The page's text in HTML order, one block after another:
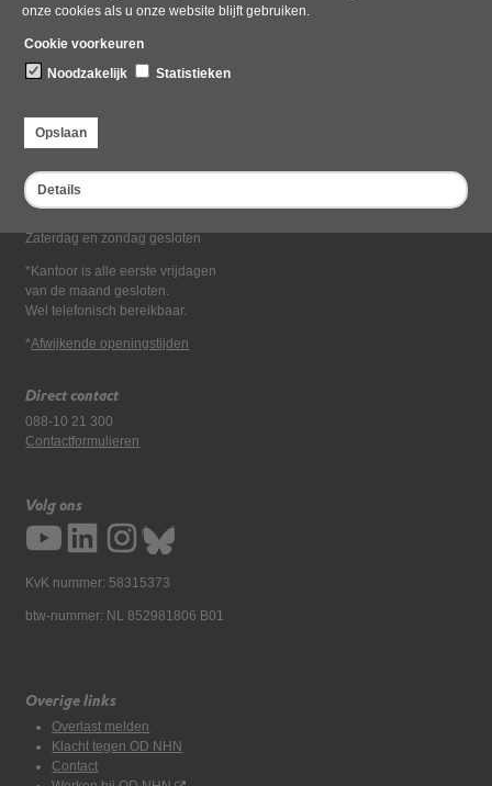
onze cookies als u onze website blijft gebruiken.
Cookie voorkeuren
Noodzakelijk
Statistieken
Opslaan
Details
Bezoekadres
Dampten 2, 1624 NR Hoorn
Postbus 2095, 1620 EB Hoorn
Openingstijden kantoor
Maandag tot en met vrijdag*
van 08:00 tot 16:30
Zaterdag en zondag gesloten
*Kantoor is alle eerste vrijdagen
van de maand gesloten.
Wel telefonisch bereikbaar.
*Afwijkende openingstijden
Direct contact
088-10 21 300
Contactformulieren
Volg ons
KvK nummer: 58315373
btw-nummer: NL 852981806 B01
Overige links
Overlast melden
Klacht tegen OD NHN
Contact